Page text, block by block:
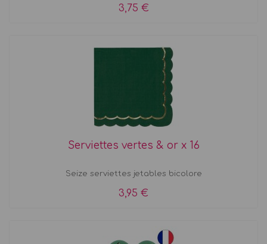
3,75 €
Serviettes vertes & or x 16
Seize serviettes jetables bicolore
3,95 €